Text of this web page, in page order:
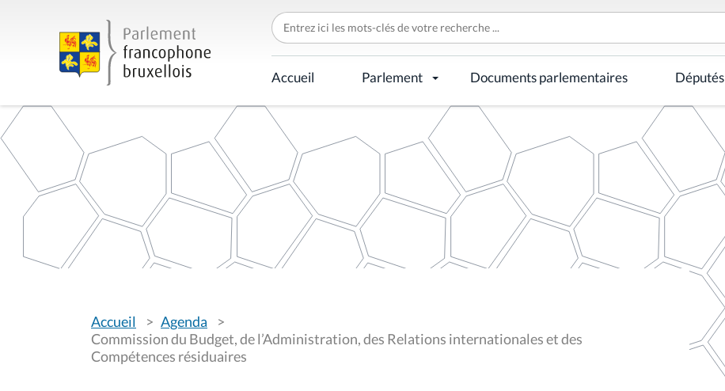
C
h
e
r
c
h
r
p
Accueil Parlement Documents parlementaires Députés
o
u
s
ê
Accueil
Agenda
Commission du Budget, de l’Administration, des Relations internationales et des
Compétences résiduaires